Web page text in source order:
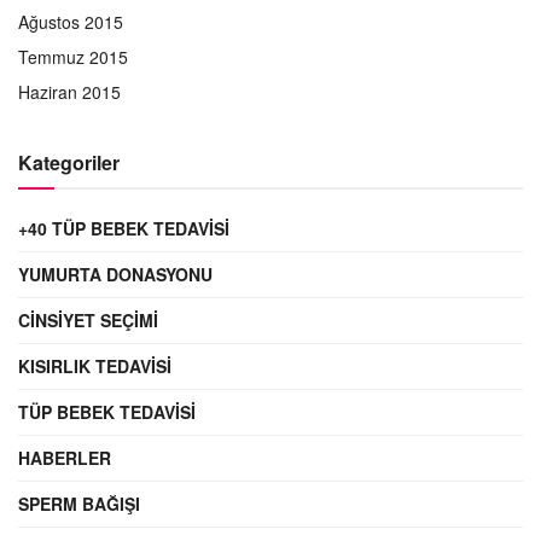
Ağustos 2015
Temmuz 2015
Haziran 2015
Kategoriler
+40 TÜP BEBEK TEDAVISI
YUMURTA DONASYONU
CINSIYET SEÇIMI
KISIRLIK TEDAVISI
TÜP BEBEK TEDAVISI
HABERLER
SPERM BAĞIŞI